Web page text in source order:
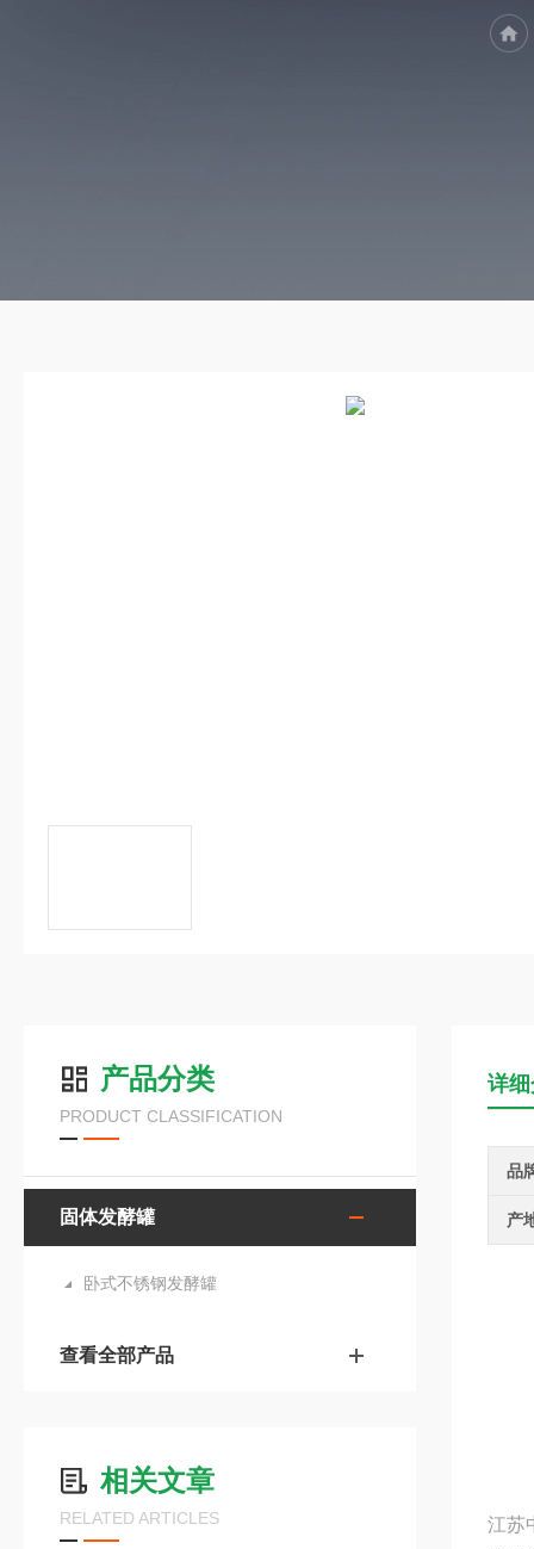
产品分类
PRODUCT CLASSIFICATION
固体发酵罐
卧式不锈钢发酵罐
查看全部产品
相关文章
RELATED ARTICLES
详
品
产
江苏